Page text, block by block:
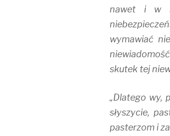
nawet i w
wymawiać
skutek tej
„Dlatego wy,
słyszycie,
pasterzom i